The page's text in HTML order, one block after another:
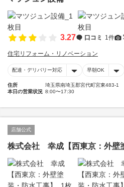
3.27 口コミ 1件
住宅リフォーム・リノベーション
配達・デリバリー対応 早朝OK
住所
埼玉県南埼玉郡宮代町宮東483-1
本日の営業状況 8:00〜17:30
店舗公式
株式会社 幸成【西東京：外壁